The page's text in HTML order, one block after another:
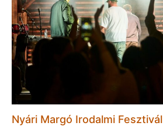
Nyári Margó Irodalmi Fesztivál